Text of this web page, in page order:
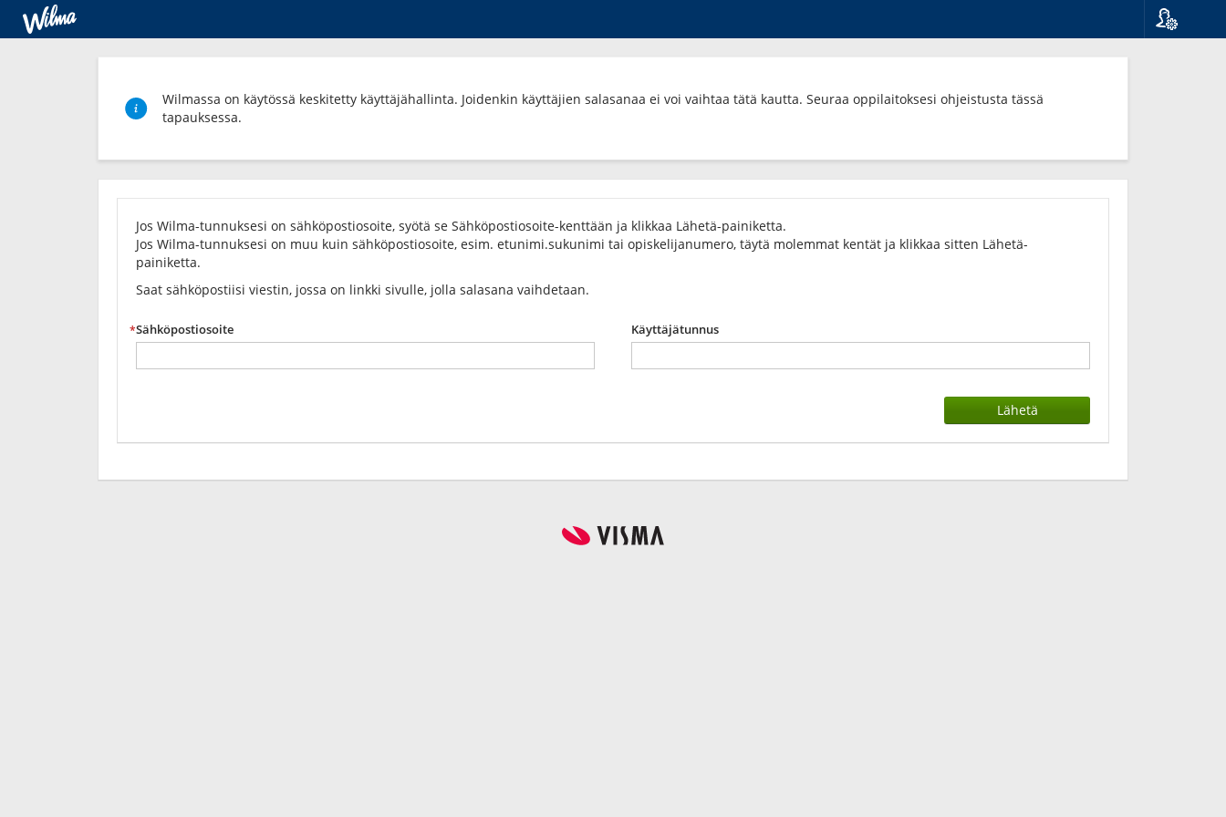
Wilmassa on käytössä keskitetty käyttäjähallinta. Joidenkin käyttäjien salasanaa ei voi vaihtaa tätä kautta. Seuraa oppilaitoksesi ohjeistusta tässä
tapauksessa.
Unohditko
salasanasi?
Jos Wilma-tunnuksesi on sähköpostiosoite, syötä se Sähköpostiosoite-kenttään ja klikkaa Lähetä-painiketta.
Jos Wilma-tunnuksesi on muu kuin sähköpostiosoite, esim. etunimi.sukunimi tai opiskelijanumero, täytä molemmat kentät ja klikkaa sitten Lähetä-
painiketta.
Saat sähköpostiisi viestin, jossa on linkki sivulle, jolla salasana vaihdetaan.
Sähköpostiosoite Käyttäjätunnus